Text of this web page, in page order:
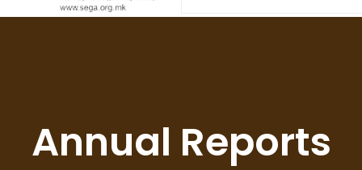
Annual Reports